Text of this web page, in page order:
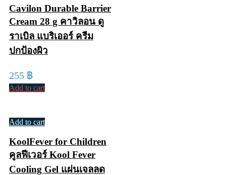
Cavilon Durable Barrier
Cream 28 g คาวิลอน ดู
ราเบิล แบริเออร์ ครีม
ปกป้องผิว
255 ฿
Add to cart
Add to cart
KoolFever for Children
คูลฟีเวอร์ Kool Fever
Cooling Gel แผ่นเจลลด